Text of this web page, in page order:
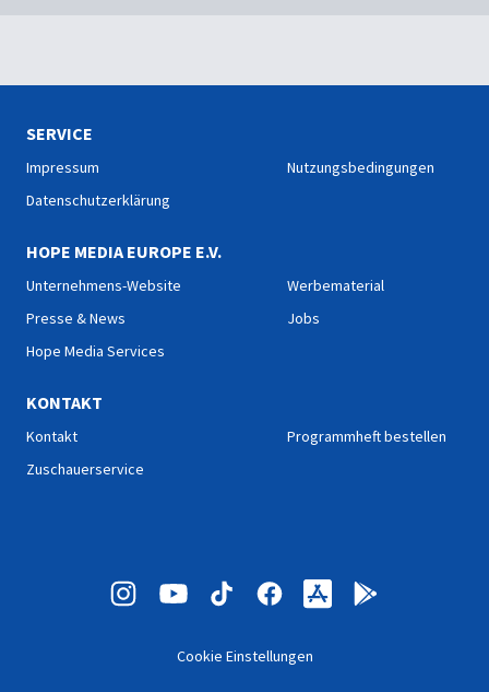
SERVICE
Impressum
Datenschutzerklärung
Nutzungsbedingungen
HOPE MEDIA EUROPE E.V.
Unternehmens-Website
Presse & News
Hope Media Services
Werbematerial
Jobs
KONTAKT
Kontakt
Zuschauerservice
Programmheft bestellen
Cookie Einstellungen